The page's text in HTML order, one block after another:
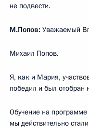
не подвести.
М.Попов: Уважаемый
Михаил Попов.
Я, как и Мария,
победил и был отобран
Обучение на
мы действительно